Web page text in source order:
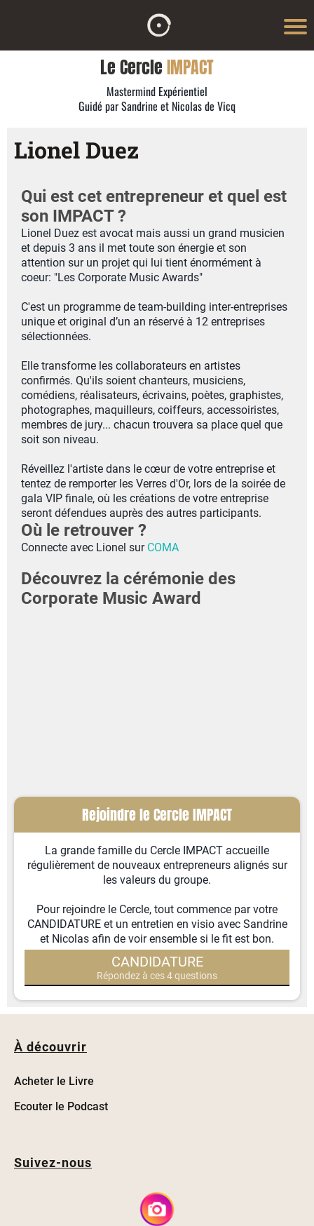
Le CercleIMPACT
Mastermind Expérientiel
Guidé par Sandrine et Nicolas de Vicq
Lionel Duez
Qui est cet entrepreneur et quel est
son IMPACT ?
Lionel Duez est avocat mais aussi un grand musicien
et depuis 3 ans il met toute son énergie et son
attention sur un projet qui lui tient énormément à
coeur: "Les Corporate Music Awards"
C'est un programme de team-building inter-entreprises
unique et original d’un an réservé à 12 entreprises
sélectionnées.
Elle transforme les collaborateurs en artistes
confirmés. Qu'ils soient chanteurs, musiciens,
comédiens, réalisateurs, écrivains, poètes, graphistes,
photographes, maquilleurs, coiffeurs, accessoiristes,
membres de jury... chacun trouvera sa place quel que
soit son niveau.
Réveillez l'artiste dans le cœur de votre entreprise et
tentez de remporter les Verres d'Or, lors de la soirée de
gala VIP finale, où les créations de votre entreprise
seront défendues auprès des autres participants.
Où le retrouver ?
Connecte avec Lionel sur COMA
Découvrez la cérémonie des
Corporate Music Award
Rejoindre le Cercle IMPACT
La grande famille du Cercle IMPACT accueille
régulièrement de nouveaux entrepreneurs alignés sur
les valeurs du groupe.
Pour rejoindre le Cercle, tout commence par votre
CANDIDATURE et un entretien en visio avec Sandrine
et Nicolas afin de voir ensemble si le fit est bon.
CANDIDATURE
Répondez à ces 4 questions
À découvrir
Acheter le Livre
Ecouter le Podcast
Suivez-nous